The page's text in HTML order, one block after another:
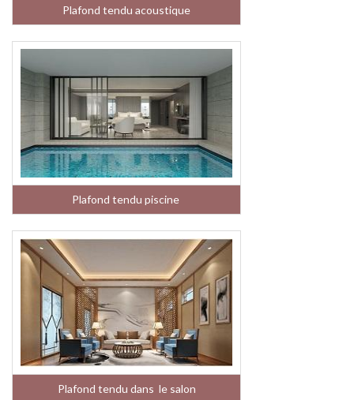
Plafond tendu acoustique
Plafond tendu piscine
Plafond tendu dans le salon